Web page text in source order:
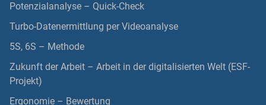
Potenzialanalyse – Quick-Check
Turbo-Datenermittlung per Videoanalyse
5S, 6S – Methode
Zukunft der Arbeit – Arbeit in der digitalisierten Welt (ESF-
Projekt)
Ergonomie – Bewertung